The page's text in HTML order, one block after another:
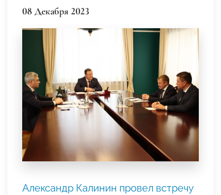
08 Декабря 2023
Александр Калинин провел встречу